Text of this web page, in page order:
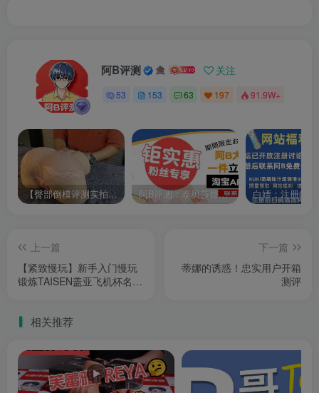
阿B评测 关注
53 153 63 197 91.9W+
【臀部倒模评测实拍飞机杯视频】：TAISEN泰贝莎欧美飞机杯真人比例臀部倒膜 阿B评测：泰贝莎臀模倒模飞机杯评测
上一篇
【紧致慢玩】新手入门慢玩
锻炼TAISEN盖亚飞机杯名器
下一篇
蒂娜的诱惑！忠实用户开箱
测评
相关推荐